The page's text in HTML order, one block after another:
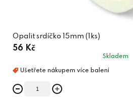
Opalit srdíčko 15mm (1ks)
56 Kč
Skladem